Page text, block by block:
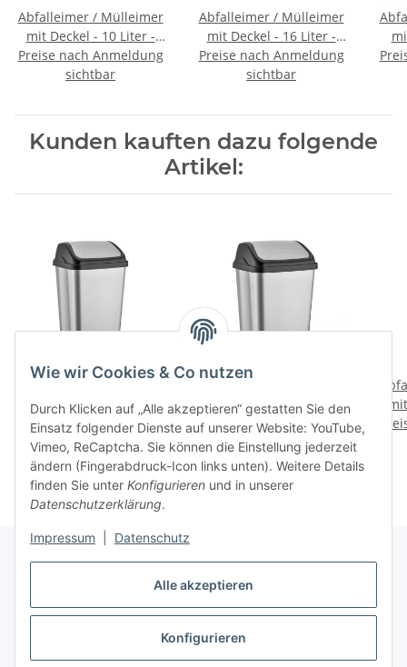
Alle akzeptieren
Konfigurieren
Wie wir Cookies & Co nutzen
Durch Klicken auf „Alle akzeptieren“ gestatten Sie den
Einsatz folgender Dienste auf unserer Website: YouTube,
Vimeo, ReCaptcha. Sie können die Einstellung jederzeit
ändern (Fingerabdruck-Icon links unten). Weitere Details
finden Sie unter Konfigurieren und in unserer
Datenschutzerklärung.
Impressum Datenschutz
Abfalleimer / Mülleimer
mit Deckel - 10 Liter -
VITTORIO - (01 1403)
Preise nach Anmeldung
sichtbar
Abfalleimer / Mülleimer
mit Deckel - 16 Liter -
VITTORIO - (01 1404)
Preise nach Anmeldung
sichtbar
Kunden kauften dazu folgende
Artikel:
Abfalleimer / Mülleimer
mit Deckel - 16 Liter -
VITTORIO - (01 1404)
Preise nach Anmeldung
sichtbar
Abfalleimer / Mülleimer
mit Deckel - 50 Liter -
VITTORIO - (01 1407)
Preise nach Anmeldung
sichtbar
Bahama Warenvertriebs GmbH